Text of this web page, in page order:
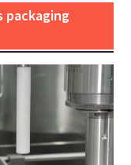
packaging